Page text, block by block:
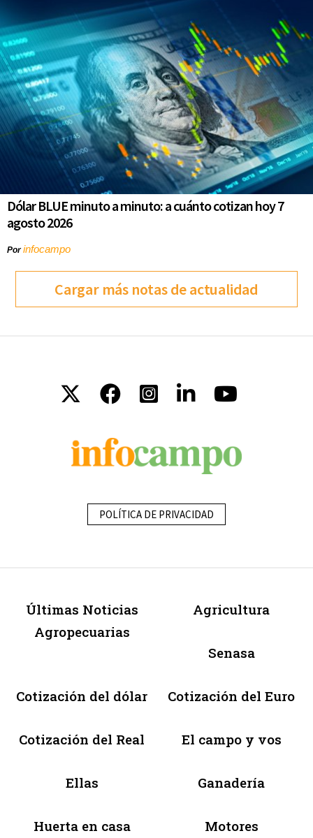
Dólar BLUE minuto a minuto: a cuánto cotizan hoy 7
agosto 2026
Porinfocampo
Cargar más notas de actualidad
POLÍTICA DE PRIVACIDAD
Últimas Noticias
Agropecuarias
Agricultura
Senasa
Cotización del dólar Cotización del Euro
Cotización del Real El campo y vos
Ellas Ganadería
Huerta en casa Motores